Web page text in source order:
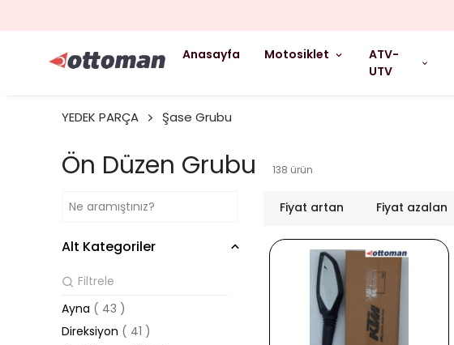
Anasayfa Motosiklet
ATV-
UTV
YEDEK PARÇA Şase Grubu
Ön Düzen Grubu 138 ürün
Fiyat artan Fiyat azalan
Alt Kategoriler
Ayna ( 43 )
Direksiyon ( 41 )